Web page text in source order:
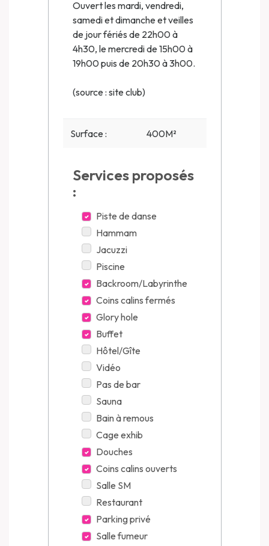
Ouvert les mardi, vendredi,
samedi et dimanche et veilles
de jour fériés de 22h00 à
4h30, le mercredi de 15h00 à
19h00 puis de 20h30 à 3h00.
(source : site club)
Surface : 400M²
Services proposés
:
Piste de danse
Hammam
Jacuzzi
Piscine
Backroom/Labyrinthe
Coins calins fermés
Glory hole
Buffet
Hôtel/Gîte
Vidéo
Pas de bar
Sauna
Bain à remous
Cage exhib
Douches
Coins calins ouverts
Salle SM
Restaurant
Parking privé
Salle fumeur